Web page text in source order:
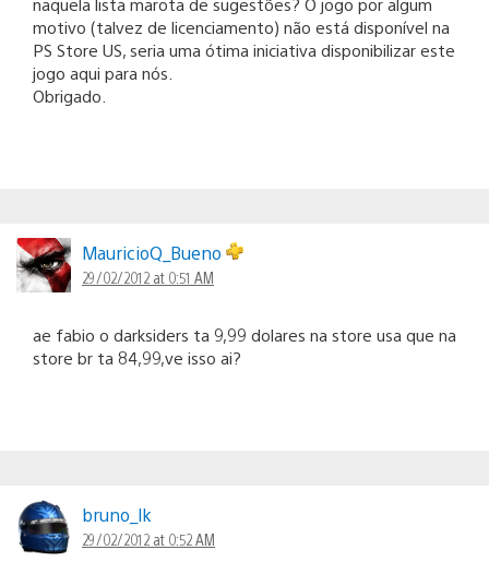
naquela lista marota de sugestões? O jogo por algum
motivo (talvez de licenciamento) não está disponível na
PS Store US, seria uma ótima iniciativa disponibilizar este
jogo aqui para nós.
Obrigado.
MauricioQ_Bueno
29/02/2012 at 0:51 AM
ae fabio o darksiders ta 9,99 dolares na store usa que na
store br ta 84,99,ve isso ai?
bruno_lk
29/02/2012 at 0:52 AM